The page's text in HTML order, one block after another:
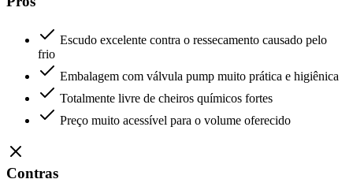
Escudo excelente contra o ressecamento causado pelo
frio
Embalagem com válvula pump muito prática e higiênica
Totalmente livre de cheiros químicos fortes
Preço muito acessível para o volume oferecido
Contras